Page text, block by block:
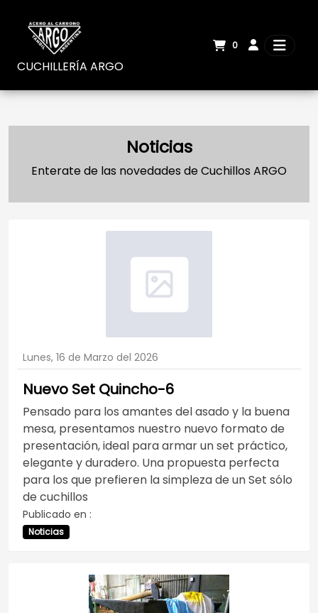
CUCHILLERÍA ARGO
0
Noticias
Enterate de las novedades de Cuchillos ARGO
Lunes, 16 de Marzo del 2026
Nuevo Set Quincho-6
Pensado para los amantes del asado y la buena
mesa, presentamos nuestro nuevo formato de
presentación, ideal para armar un set práctico,
elegante y duradero. Una propuesta perfecta
para los que prefieren la simpleza de un Set sólo
de cuchillos
Publicado en :
Noticias